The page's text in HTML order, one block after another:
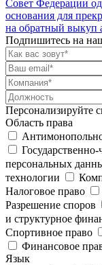
Совет Федерации
основания для
на обратный выкуп
Подпишитесь на
Персонализируйте
Область права
Государственно-
персональных
технологии
Налоговое право
Разрешение споров
и структурное
Спортивное право
Финансовое
Язык